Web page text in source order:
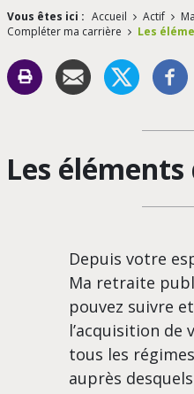
Vous êtes ici : Accueil Actif
Compléter ma carrière
Les
Les
Depuis votre
Ma retraite
pouvez suivre
l’acquisition de
tous les
auprès